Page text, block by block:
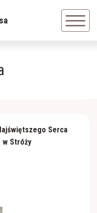
Serca
w Stróży